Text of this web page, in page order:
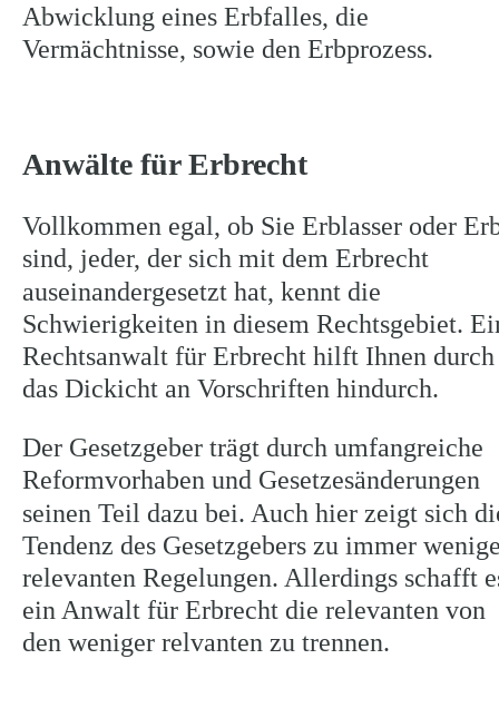
Abwicklung eines Erbfalles, die
Vermächtnisse, sowie den Erbprozess.
Anwälte für Erbrecht
Vollkommen egal, ob Sie Erblasser oder
sind, jeder, der sich mit dem Erbrecht
auseinandergesetzt hat, kennt die
Schwierigkeiten in diesem Rechtsgebiet.
Rechtsanwalt für Erbrecht hilft Ihnen
das Dickicht an Vorschriften hindurch.
Der Gesetzgeber trägt durch umfangreiche
Reformvorhaben und Gesetzesänderungen
seinen Teil dazu bei. Auch hier zeigt sich
Tendenz des Gesetzgebers zu immer
relevanten Regelungen. Allerdings schafft
ein Anwalt für Erbrecht die relevanten von
den weniger relvanten zu trennen.